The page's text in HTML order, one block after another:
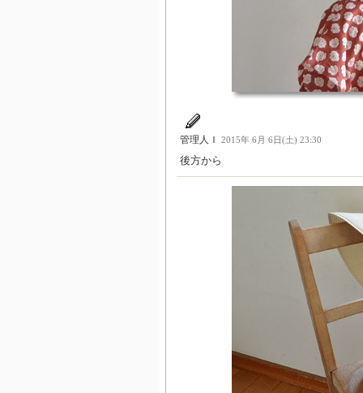
管理人Ｉ 2015年 6月 6日(土) 23:30
後方から